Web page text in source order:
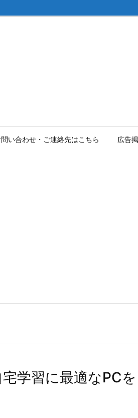
問い合わせ・ご連絡先はこちら 広告
学習に最適なPCを